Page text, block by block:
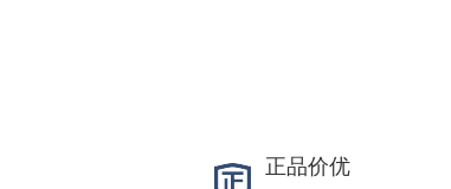
正品价优